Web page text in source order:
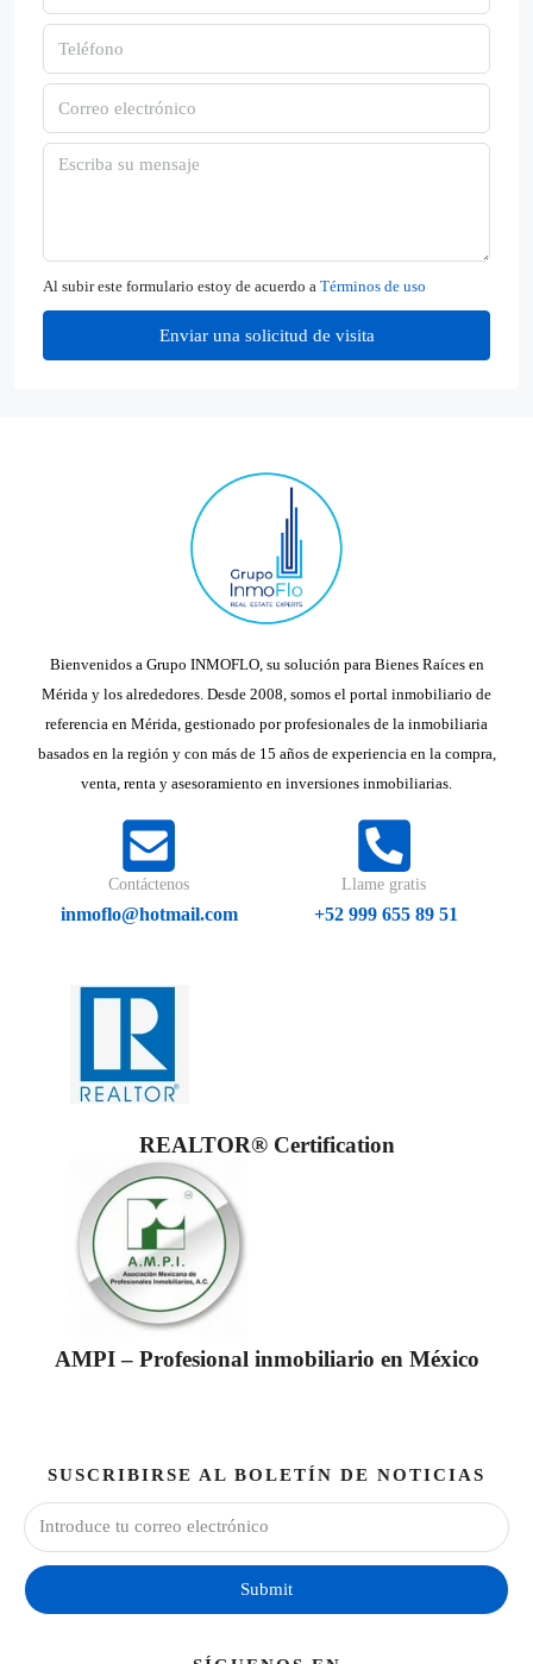
Al subir este formulario estoy de acuerdo a Términos de uso
Enviar una solicitud de visita
Bienvenidos a Grupo INMOFLO, su solución para Bienes Raíces en
Mérida y los alrededores. Desde 2008, somos el portal inmobiliario de
referencia en Mérida, gestionado por profesionales de la inmobiliaria
basados en la región y con más de 15 años de experiencia en la compra,
venta, renta y asesoramiento en inversiones inmobiliarias.
Contáctenos
inmoflo@hotmail.com
Llame gratis
+52 999 655 89 51
REALTOR® Certification
AMPI – Profesional inmobiliario en México
SUSCRIBIRSE AL BOLETÍN DE NOTICIAS
Submit